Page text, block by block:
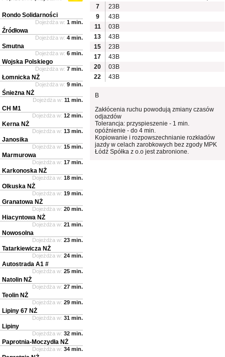
7
23B
9
43B
11
03B
13
43B
15
23B
17
43B
20
03B
22
43B
B
Zakłócenia ruchu powodują zmiany czasów
odjazdów
Tolerancja: przyspieszenie - 1 min.
opóźnienie - do 4 min.
Kopiowanie i rozpowszechnianie rozkładów
jazdy w celach zarobkowych bez zgody MPK
Łódź Spółka z o.o jest zabronione.
Rondo Solidarności
Dojeżdża w: 1 min.
Źródłowa
Dojeżdża w: 4 min.
Smutna
Dojeżdża w: 6 min.
Wojska Polskiego
Dojeżdża w: 7 min.
Łomnicka NŻ
Dojeżdża w: 9 min.
Śnieżna NŻ
Dojeżdża w: 11 min.
CH M1
Dojeżdża w: 12 min.
Kerna NŻ
Dojeżdża w: 13 min.
Janosika
Dojeżdża w: 15 min.
Marmurowa
Dojeżdża w: 17 min.
Karkonoska NŻ
Dojeżdża w: 18 min.
Olkuska NŻ
Dojeżdża w: 19 min.
Granatowa NŻ
Dojeżdża w: 20 min.
Hiacyntowa NŻ
Dojeżdża w: 21 min.
Nowosolna
Dojeżdża w: 23 min.
Tatarkiewicza NŻ
Dojeżdża w: 24 min.
Autostrada A1 #
Dojeżdża w: 25 min.
Natolin NŻ
Dojeżdża w: 27 min.
Teolin NŻ
Dojeżdża w: 29 min.
Lipiny 67 NŻ
Dojeżdża w: 31 min.
Lipiny
Dojeżdża w: 32 min.
Paprotnia-Moczydła NŻ
Dojeżdża w: 34 min.